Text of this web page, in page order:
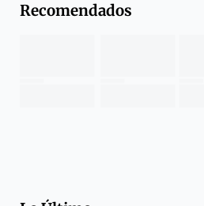
Recomendados